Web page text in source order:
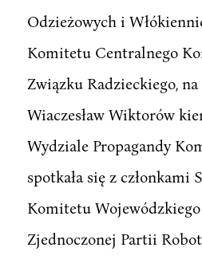
Odzieżowych i
Komitetu Centralnego
Związku Radzieckiego,
Wiaczesław Wiktorów
Wydziale Propagandy
spotkała się z członkami
Komitetu
Zjednoczonej Partii